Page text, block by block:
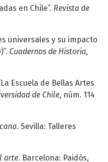
en Chile”. Revista de
universales y su impacto
Cuadernos de Historia,
Escuela de Bellas Artes
de Chile, núm. 114
. Sevilla: Talleres
arte. Barcelona: Paidós,